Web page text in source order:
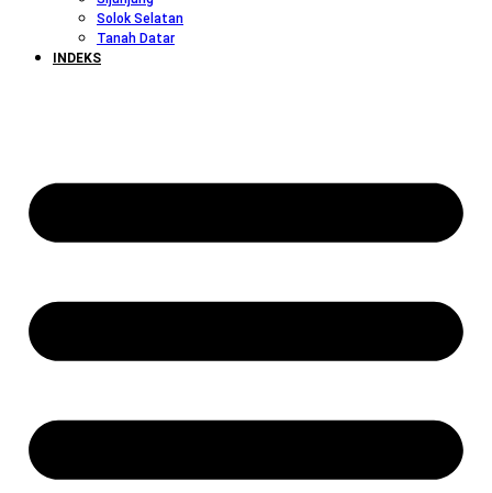
Solok Selatan
Tanah Datar
INDEKS